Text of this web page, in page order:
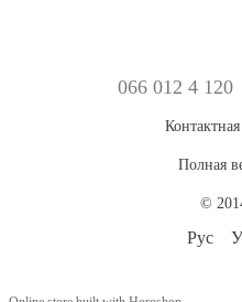
066 012 4 120
Полная
©
Рус